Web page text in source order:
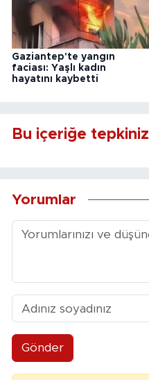
Gaziantep'te yangın
faciası: Yaşlı kadın
hayatını kaybetti
Bu içeriğe tepkiniz
Yorumlar
Gönder